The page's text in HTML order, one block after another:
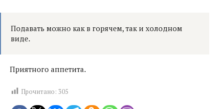
Подавать можно как в горячем, так и холодном
виде.
Приятного аппетита.
Прочитано: 305